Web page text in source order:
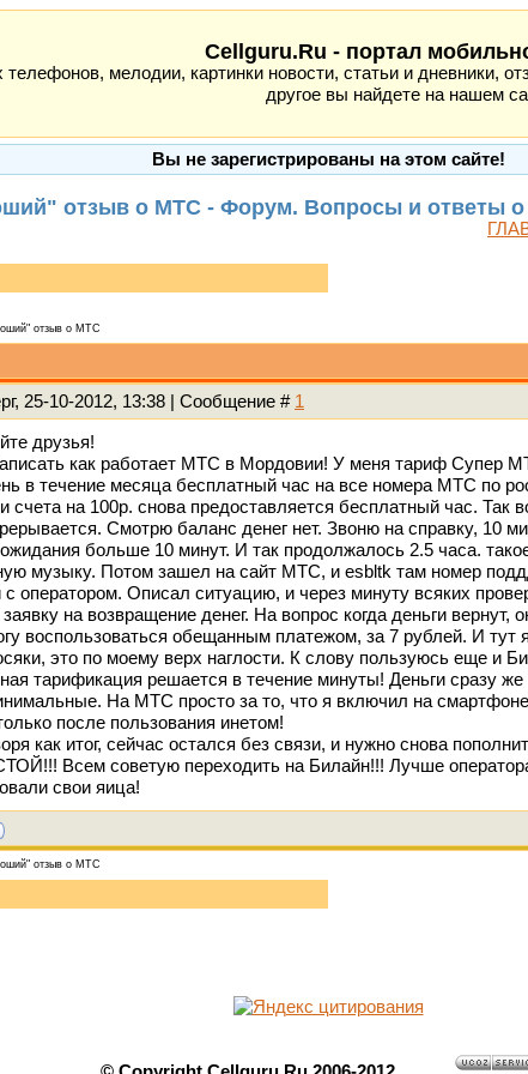
Cellguru.Ru - портал
мелодии, картинки новости, статьи и дневники,
другое вы найдете на нашем
Вы не зарегистрированы на этом сайте!
отзыв о МТС - Форум. Вопросы и ответы о
отзыв о МТС
25-10-2012, 13:38 | Сообщение # 1
друзья!
как работает МТС в Мордовии! У меня тариф Супер
в течение месяца бесплатный час на все номера МТС по
счета на 100р. снова предоставляется бесплатный час. Так
Смотрю баланс денег нет. Звоню на справку, 10
больше 10 минут. И так продолжалось 2.5 часа.
музыку. Потом зашел на сайт МТС, и esbltk там номер
с оператором. Описал ситуацию, и через минуту всяких
на возвращение денег. На вопрос когда деньги
воспользоваться обещанным платежом, за 7 рублей. И
это по моему верх наглости. К слову пользуюсь еще и
тарификация решается в течение минуты! Деньги сразу
На МТС просто за то, что я включил на
после пользования инетом!
как итог, сейчас остался без связи, и нужно снова
Всем советую переходить на Билайн!!! Лучше
свои яица!
отзыв о МТС